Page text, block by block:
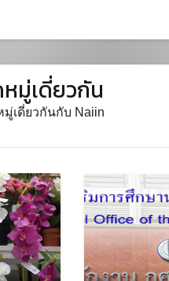
มู่เดี่ยวกัน
เดี่ยวกันกับ Naiin